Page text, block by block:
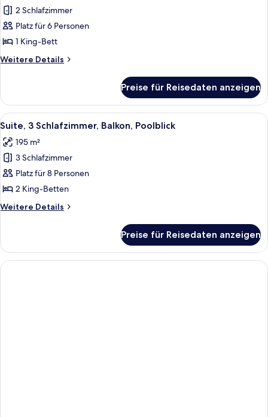
Suite,
2
Bedrooms
anzeigen
2 Schlafzimmer
Platz für 6 Personen
1 King-Bett
Weitere Details
Weitere
2
Bedrooms
Preise für Reisedaten anzeigen
Alle
Fotos
für
Suite,
3 Schlafzimmer,
Balkon,
Poolblick
anzeigen
Ein Hotelzimmer mit einem großen
12
Suite, 3 Schlafzimmer, Balkon, Poolblick
195 m²
3 Schlafzimmer
Platz für 8 Personen
2 King-Betten
Weitere Details
Weitere
3 Schlafzimmer,
Balkon,
Poolblick
Preise für Reisedaten anzeigen